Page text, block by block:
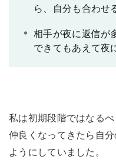
ら、自分も合わせ
相手が夜に返信が
できてもあえて夜
私は初期段階ではなる
仲良くなってきたら自
ようにしていました。